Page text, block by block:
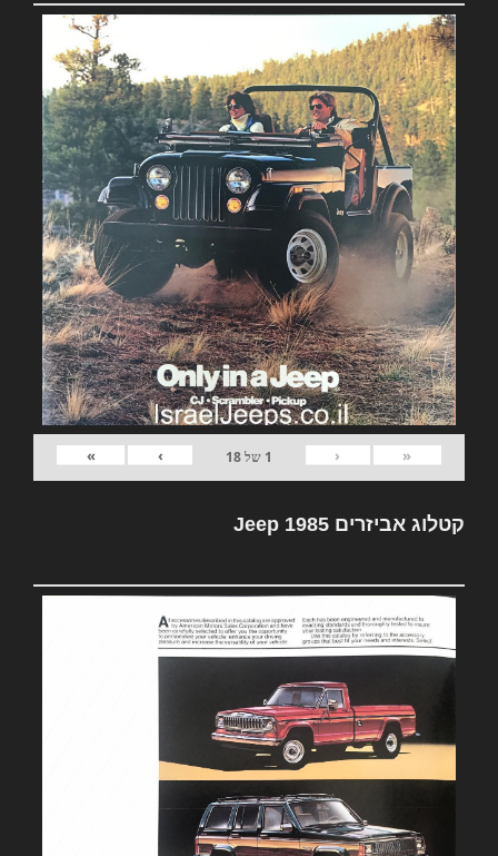
«
‹
1 של18
›
»
קטלוג אביזרים Jeep 1985